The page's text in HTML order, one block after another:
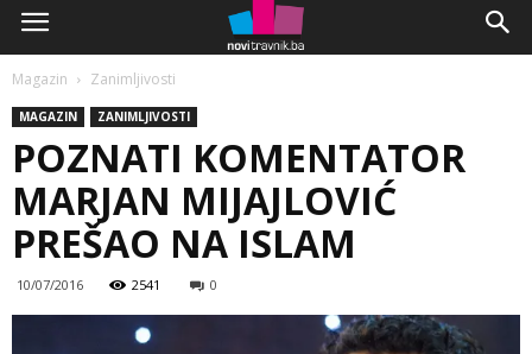
Magazin Zanimljivosti
MAGAZIN ZANIMLJIVOSTI
POZNATI KOMENTATOR
MARJAN MIJAJLOVIĆ
PREŠAO NA ISLAM
10/07/2016 2541 0